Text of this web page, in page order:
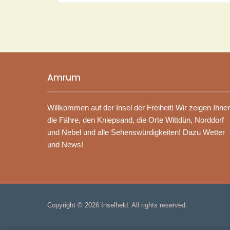
Amrum
Willkommen auf der Insel der Freiheit! Wir zeigen
die Fähre, den Kniepsand, die Orte Wittdün, Norddorf
und Nebel und alle Sehenswürdigkeiten! Dazu Wetter
und News!
Copyright © 2026 Inselheld. All rights reserved.